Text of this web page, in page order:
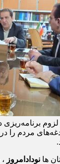
لزوم
مردم را در